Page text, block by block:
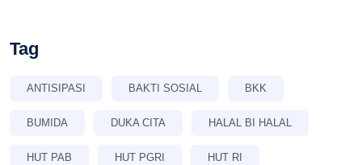
Tag
ANTISIPASI BAKTI SOSIAL BKK
BUMIDA DUKA CITA HALAL BI HALAL
HUT PAB HUT PGRI HUT RI